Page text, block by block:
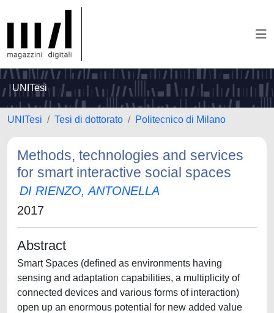
UNITesi
UNITesi Tesi di dottorato Politecnico di Milano
Methods, technologies and services
for smart interactive social spaces
DI RIENZO, ANTONELLA
2017
Abstract
Smart Spaces (defined as environments having
sensing and adaptation capabilities, a multiplicity of
connected devices and various forms of interaction)
open up an enormous potential for new added value